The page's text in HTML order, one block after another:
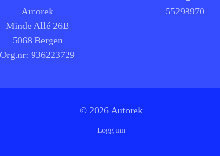
Autorek
Minde Allé 26B
5068 Bergen
Org.nr:936223729
55298970
© 2026 Autorek
Logg inn